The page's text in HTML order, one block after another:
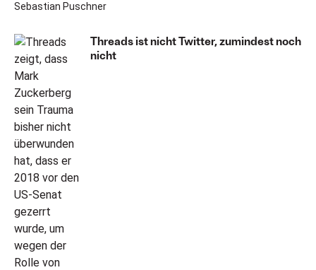
Sebastian Puschner
Threads ist nicht Twitter, zumindest noch
nicht